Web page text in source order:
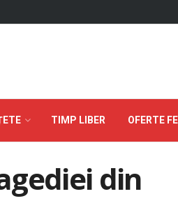
TIMP LIBER OFERTE
din